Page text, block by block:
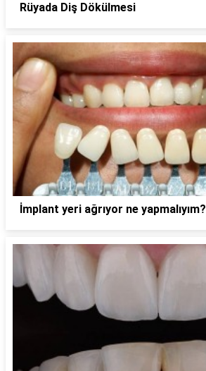
Rüyada Diş Dökülmesi
İmplant yeri ağrıyor ne yapmalıyım?